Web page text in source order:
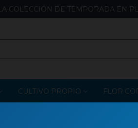
COLECCIÓN DE TEMPORADA EN
CULTIVO PROPIO FLOR